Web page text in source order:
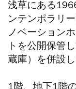
浅草にある
ンテンポラリ
ノベーションホ
トを公開保管
蔵庫）を併設